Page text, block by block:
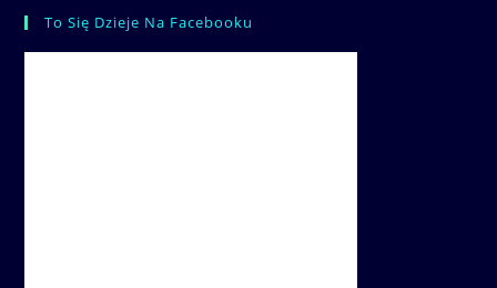
To Się Dzieje Na Facebooku